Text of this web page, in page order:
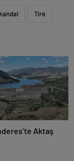
Tire
Aktaş